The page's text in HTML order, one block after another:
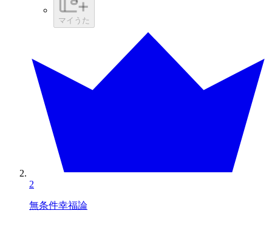
マイうた
2
無条件幸福論